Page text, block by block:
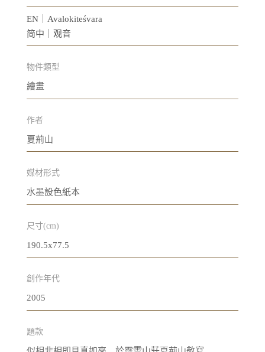
EN｜Avalokiteśvara
简中｜观音
物件類型
繪畫
作者
夏荊山
媒材形式
水墨設色紙本
尺寸(cm)
190.5x77.5
創作年代
2005
題款